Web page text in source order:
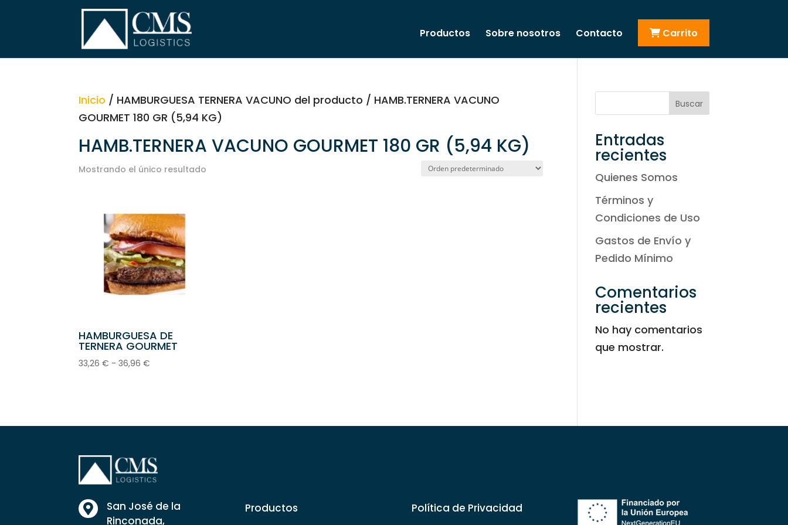
Productos Sobre nosotros Contacto Carrito
Inicio / HAMBURGUESA TERNERA VACUNO del producto / HAMB.TERNERA VACUNO
GOURMET 180 GR (5,94 KG)
HAMB.TERNERA VACUNO GOURMET 180 GR (5,94 KG)
Mostrando el único resultado
HAMBURGUESA DE
TERNERA GOURMET
33,26€ - 36,96€
Buscar
Entradas
recientes
Quienes Somos
Términos y
Condiciones de Uso
Gastos de Envío y
Pedido Mínimo
Comentarios
recientes
No hay comentarios
que mostrar.

San José de la
Rinconada,
Productos Política de Privacidad